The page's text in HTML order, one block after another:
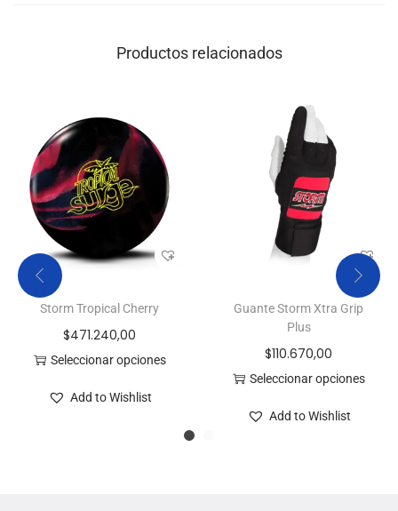
Productos relacionados
Storm Tropical Cherry
$471.240,00
Seleccionar opciones
Add to Wishlist
Guante Storm Xtra Grip
Plus
$110.670,00
Seleccionar opciones
Add to Wishlist